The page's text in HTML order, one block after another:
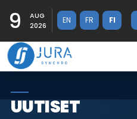
9
AUG
2026
EN FR FI
UUTISET